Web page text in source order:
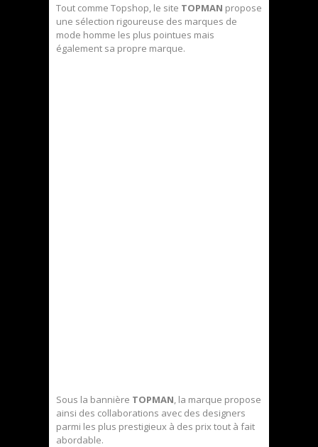
Tout comme Topshop, le site TOPMAN propose
une sélection rigoureuse des marques de
mode homme les plus pointues mais
également sa propre marque.
Sous la bannière TOPMAN, la marque propose
ainsi des collaborations avec des designers
parmi les plus prestigieux à des prix tout à fait
abordable.